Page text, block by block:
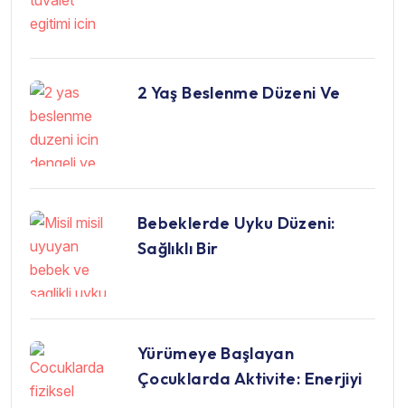
2 Yaş Beslenme Düzeni Ve
Bebeklerde Uyku Düzeni:
Sağlıklı Bir
Yürümeye Başlayan
Çocuklarda Aktivite: Enerjiyi